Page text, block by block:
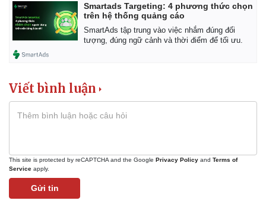
Smartads Targeting: 4 phương thức chọn
trên hệ thống quảng cáo
SmartAds tập trung vào việc nhắm đúng đối
tượng, đúng ngữ cảnh và thời điểm để tối ưu.
Viết bình luận
This site is protected by reCAPTCHA and the Google Privacy Policy and Terms of
Service apply.
Gửi tin